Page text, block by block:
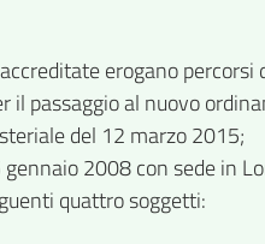
erogano
passaggio al nuovo
del 12 marzo 2015;
2008 con sede in
quattro soggetti: